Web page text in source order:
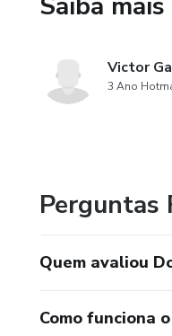
Victor
3 Ano
Perguntas
Quem avaliou
Como funciona